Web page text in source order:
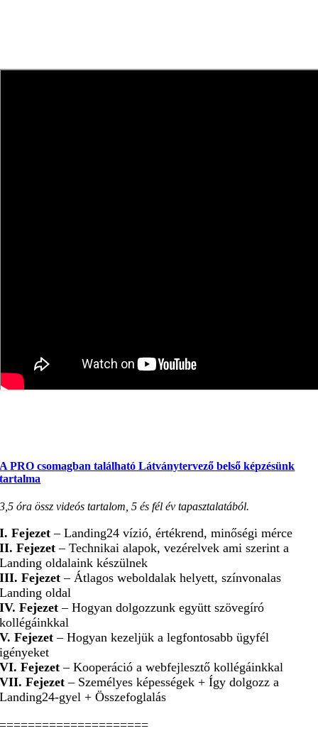
A PRO csomagban található Látványtervező belső képzésünk
tartalma
3,5 óra össz videós tartalom, 5 és fél év tapasztalatából.
I. Fejezet – Landing24 vízió, értékrend, minőségi mérce
II. Fejezet – Technikai alapok, vezérelvek ami szerint a
Landing oldalaink készülnek
III. Fejezet – Átlagos weboldalak helyett, színvonalas
Landing oldal
IV. Fejezet – Hogyan dolgozzunk együtt szövegíró
kollégáinkkal
V. Fejezet – Hogyan kezeljük a legfontosabb ügyfél
igényeket
VI. Fejezet – Kooperáció a webfejlesztő kollégáinkkal
VII. Fejezet – Személyes képességek + Így dolgozz a
Landing24-gyel + Összefoglalás
=====================